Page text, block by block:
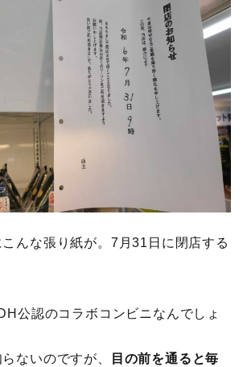
んな張り紙が。7月31日に閉店する
公認のコラボコンビニなんでしょ
ないのですが、
目の前を通ると毎